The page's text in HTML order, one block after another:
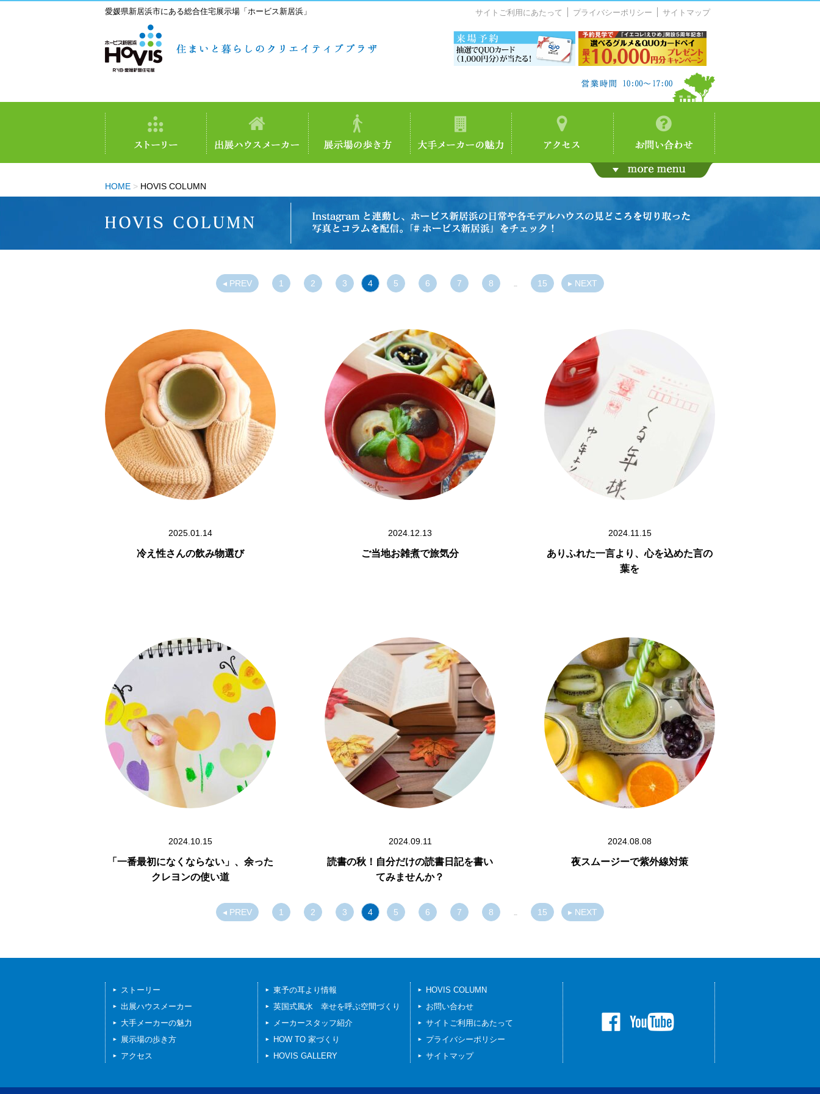
愛媛県新居浜市にある総合住宅展示場「ホービス新居浜」 サイトご利用にあたって プライバシーポリシー サイトマップ
HOME > HOVIS COLUMN
◂ PREV 1 2 3 4 5 6 7 8 15 ▸ NEXT
2025.01.14
冷え性さんの飲み物選び
2024.12.13
ご当地お雑煮で旅気分
2024.11.15
ありふれた一言より、心を込めた言の
葉を
2024.10.15
「一番最初になくならない」、余った
クレヨンの使い道
2024.09.11
読書の秋！自分だけの読書日記を書い
てみませんか？
2024.08.08
夜スムージーで紫外線対策
◂ PREV 1 2 3 4 5 6 7 8 15 ▸ NEXT
ストーリー
出展ハウスメーカー
大手メーカーの魅力
展示場の歩き方
アクセス
東予の耳より情報
英国式風水 幸せを呼ぶ空間づくり
メーカースタッフ紹介
HOW TO 家づくり
HOVIS GALLERY
HOVIS COLUMN
お問い合わせ
サイトご利用にあたって
プライバシーポリシー
サイトマップ